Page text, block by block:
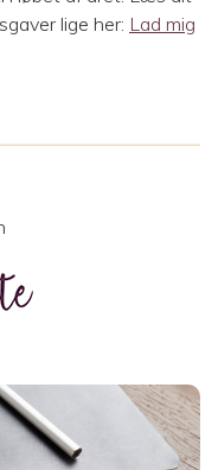
lige her: Lad mig